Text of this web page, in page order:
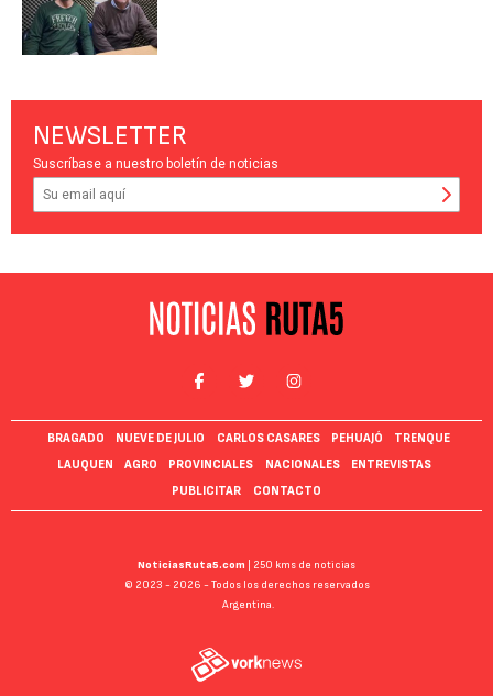
NEWSLETTER
Suscríbase a nuestro boletín de noticias
BRAGADO NUEVE DE JULIO CARLOS CASARES PEHUAJÓ
TRENQUE
LAUQUEN
AGRO PROVINCIALES NACIONALES
ENTREVISTAS
PUBLICITAR
CONTACTO
NoticiasRuta5.com
| 250 kms de noticias
© 2023 - 2026 - Todos los derechos reservados
Argentina.